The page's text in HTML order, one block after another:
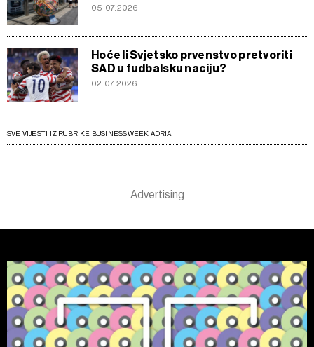
05.07.2026
Hoće li Svjetsko prvenstvo pretvoriti
SAD u fudbalsku naciju?
02.07.2026
SVE VIJESTI IZ RUBRIKE BUSINESSWEEK ADRIA